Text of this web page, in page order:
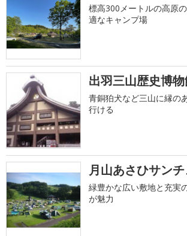
標高300メートルの高原
適なキャンプ場
出羽三山歴史博
青銅狛犬など三山に縁の
行ける
月山あさひサン
緑豊かな広い敷地と充実
が魅力